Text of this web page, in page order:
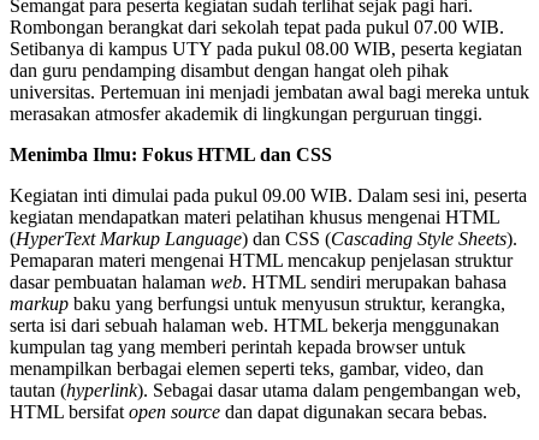
Semangat para peserta kegiatan sudah terlihat sejak pagi hari.
Rombongan berangkat dari sekolah tepat pada pukul 07.00 WIB.
Setibanya di kampus UTY pada pukul 08.00 WIB, peserta kegiatan
dan guru pendamping disambut dengan hangat oleh pihak
universitas. Pertemuan ini menjadi jembatan awal bagi mereka untuk
merasakan atmosfer akademik di lingkungan perguruan tinggi.
Menimba Ilmu: Fokus HTML dan CSS
Kegiatan inti dimulai pada pukul 09.00 WIB. Dalam sesi ini, peserta
kegiatan mendapatkan materi pelatihan khusus mengenai HTML
(HyperText Markup Language) dan CSS (Cascading Style Sheets).
Pemaparan materi mengenai HTML mencakup penjelasan struktur
dasar pembuatan halaman web. HTML sendiri merupakan bahasa
markup baku yang berfungsi untuk menyusun struktur, kerangka,
serta isi dari sebuah halaman web. HTML bekerja menggunakan
kumpulan tag yang memberi perintah kepada browser untuk
menampilkan berbagai elemen seperti teks, gambar, video, dan
tautan (hyperlink). Sebagai dasar utama dalam pengembangan web,
HTML bersifat open source dan dapat digunakan secara bebas.